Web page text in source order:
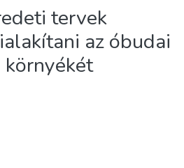
tervek
az óbudai